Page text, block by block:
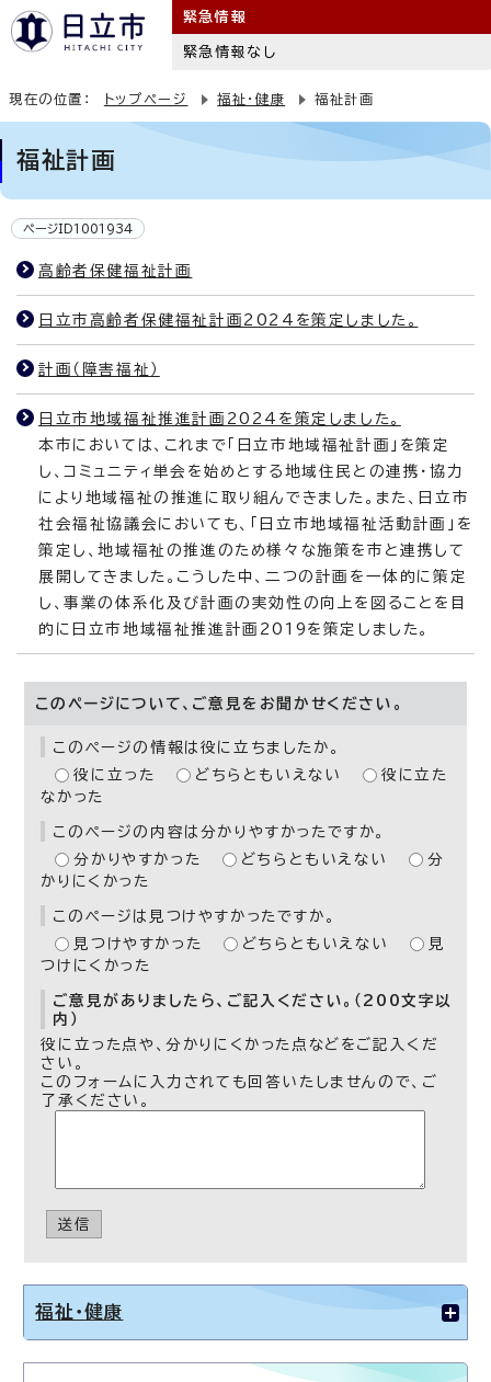
緊急情報
緊急情報なし
現在の位置： トップページ 福祉・健康 福祉計画
福祉計画
ページID1001934
高齢者保健福祉計画
日立市高齢者保健福祉計画2024を策定しました。
計画（障害福祉）
日立市地域福祉推進計画2024を策定しました。
本市においては、これまで「日立市地域福祉計画」を策定
し、コミュニティ単会を始めとする地域住民との連携・協力
により地域福祉の推進に取り組んできました。また、日立市
社会福祉協議会においても、「日立市地域福祉活動計画」を
策定し、地域福祉の推進のため様々な施策を市と連携して
展開してきました。こうした中、二つの計画を一体的に策定
し、事業の体系化及び計画の実効性の向上を図ることを目
的に日立市地域福祉推進計画2019を策定しました。
このページについて、ご意見をお聞かせください。
このページの情報は役に立ちましたか。
役に立った
どちらともいえない
役に立た
なかった
このページの内容は分かりやすかったですか。
分かりやすかった
どちらともいえない
分
かりにくかった
このページは見つけやすかったですか。
見つけやすかった
どちらともいえない
見
つけにくかった
ご意見がありましたら、ご記入ください。（200文字以
内）
役に立った点や、分かりにくかった点などをご記入くだ
さい。
このフォームに入力されても回答いたしませんので、ご
了承ください。
送信
福祉・健康